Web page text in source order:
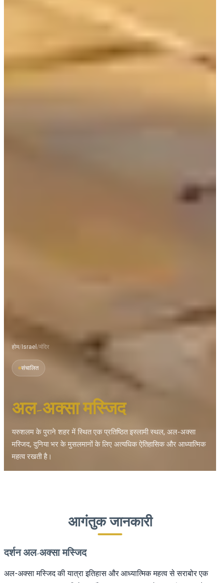
होम/ Israel /मंदिर
संचालित
अल-अक्सा मस्जिद
यरुशलम के पुराने शहर में स्थित एक प्रतिष्ठित इस्लामी स्थल, अल-अक्सा
मस्जिद, दुनिया भर के मुसलमानों के लिए अत्यधिक ऐतिहासिक और आध्यात्मिक
महत्व रखती है।
आगंतुक जानकारी
दर्शन अल-अक्सा मस्जिद
अल-अक्सा मस्जिद की यात्रा इतिहास और आध्यात्मिक महत्व से सराबोर एक